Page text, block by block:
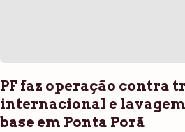
PF faz operação contra
internacional e
base em Ponta Porã